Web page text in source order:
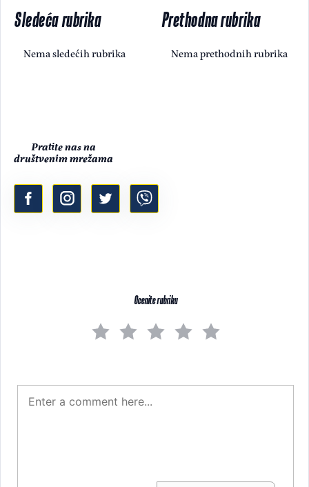
Sledeća rubrika
Nema sledećih rubrika
Prethodna rubrika
Nema prethodnih rubrika
Pratite nas na
društvenim mrežama
Ocenite rubriku